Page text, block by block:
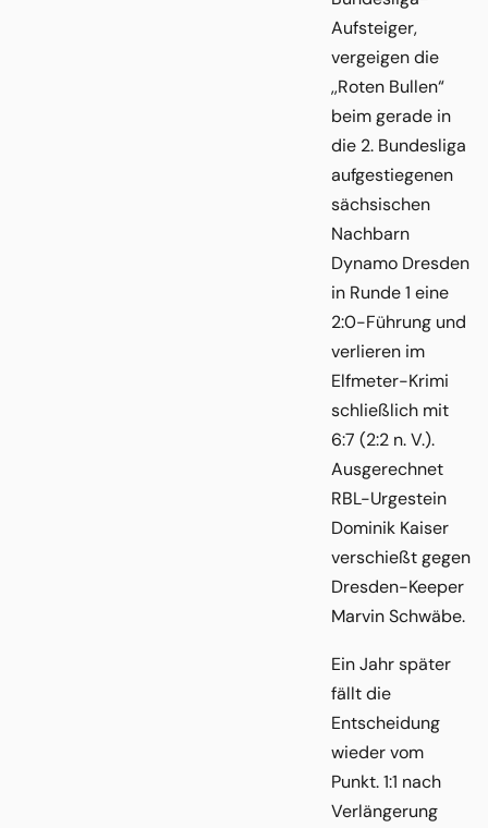
Aufsteiger,
vergeigen die
,,Roten Bullen“
beim gerade in
die 2. Bundesliga
aufgestiegenen
sächsischen
Nachbarn
Dynamo Dresden
in Runde 1 eine
2:0-Führung und
verlieren im
Elfmeter-Krimi
schließlich mit
6:7 (2:2 n. V.).
Ausgerechnet
RBL-Urgestein
Dominik Kaiser
verschießt gegen
Dresden-Keeper
Marvin Schwäbe.
Ein Jahr später
fällt die
Entscheidung
wieder vom
Punkt. 1:1 nach
Verlängerung